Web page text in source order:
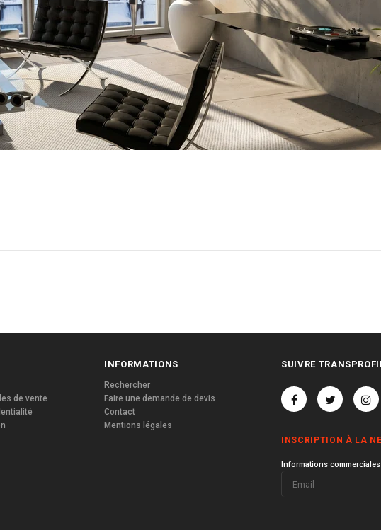
de vente
INFORMATIONS
Rechercher
Faire une demande de devis
Contact
Mentions légales
SUIVRE
INSCRIPTION À LA
Informations